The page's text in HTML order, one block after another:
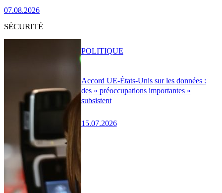
07.08.2026
SÉCURITÉ
Accord UE-États-Unis sur les données :
des « préoccupations importantes »
subsistent
15.07.2026
POLITIQUE